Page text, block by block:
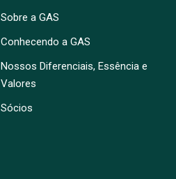
Sobre a GAS
Conhecendo a GAS
Nossos Diferenciais, Essência e
Valores
Sócios